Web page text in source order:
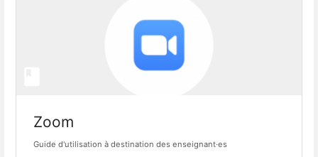
Zoom
Guide d'utilisation à destination des enseignant·es